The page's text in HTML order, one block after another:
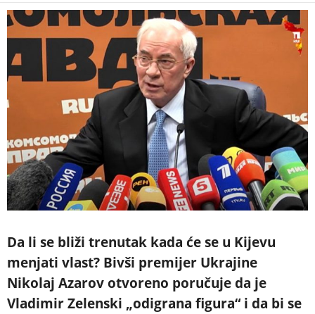
Da li se bliži trenutak kada će se u Kijevu
menjati vlast? Bivši premijer Ukrajine
Nikolaj Azarov otvoreno poručuje da je
Vladimir Zelenski „odigrana figura“ i da bi se